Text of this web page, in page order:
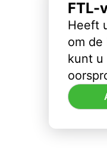
FTL-
Heeft
om
kunt u